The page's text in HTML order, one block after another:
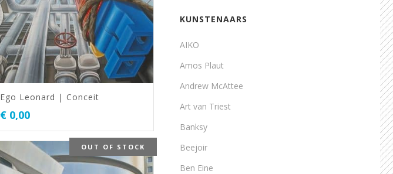
Ego Leonard | Conceit
€ 0,00
OUT OF STOCK
KUNSTENAARS
AIKO
Amos Plaut
Andrew McAttee
Art van Triest
Banksy
Beejoir
Ben Eine